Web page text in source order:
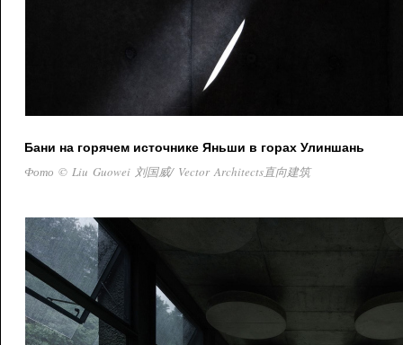
Бани на горячем источнике Яньши в горах Улиншань
Фото © Liu Guowei 刘国威/ Vector Architects直向建筑